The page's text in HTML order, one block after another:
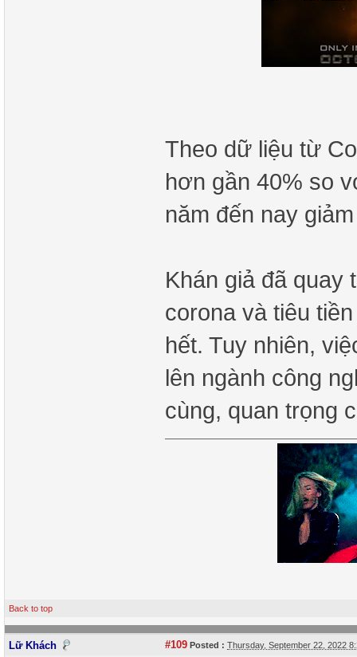
Theo dữ liệu từ
hơn gần 40% so
năm đến nay
Khán giả đã quay
corona và tiêu
hết. Tuy nhiên,
lên ngành công
cùng, quan trọng
Back to top
Lữ Khách #109 Posted : Thursday, September 22, 2022